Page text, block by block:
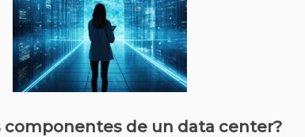
componentes de un data center?